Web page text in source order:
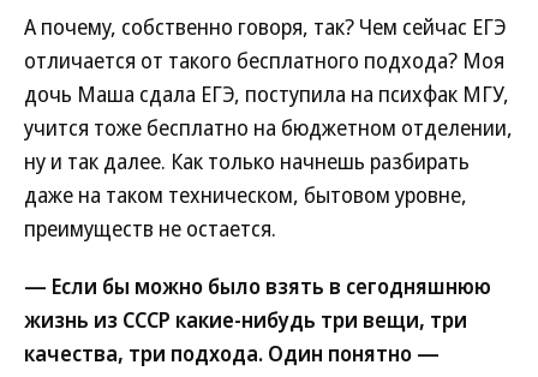
А почему, собственно говоря, так? Чем сейчас ЕГЭ
отличается от такого бесплатного подхода? Моя
дочь Маша сдала ЕГЭ, поступила на психфак МГУ,
учится тоже бесплатно на бюджетном отделении,
ну и так далее. Как только начнешь разбирать
даже на таком техническом, бытовом уровне,
преимуществ не остается.
— Если бы можно было взять в сегодняшнюю
жизнь из СССР какие-нибудь три вещи, три
качества, три подхода. Один понятно —